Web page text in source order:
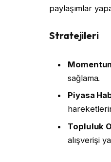
paylaşımlar
Stratejileri
sağlama.
Piyasa
Topluluk
alışverişi